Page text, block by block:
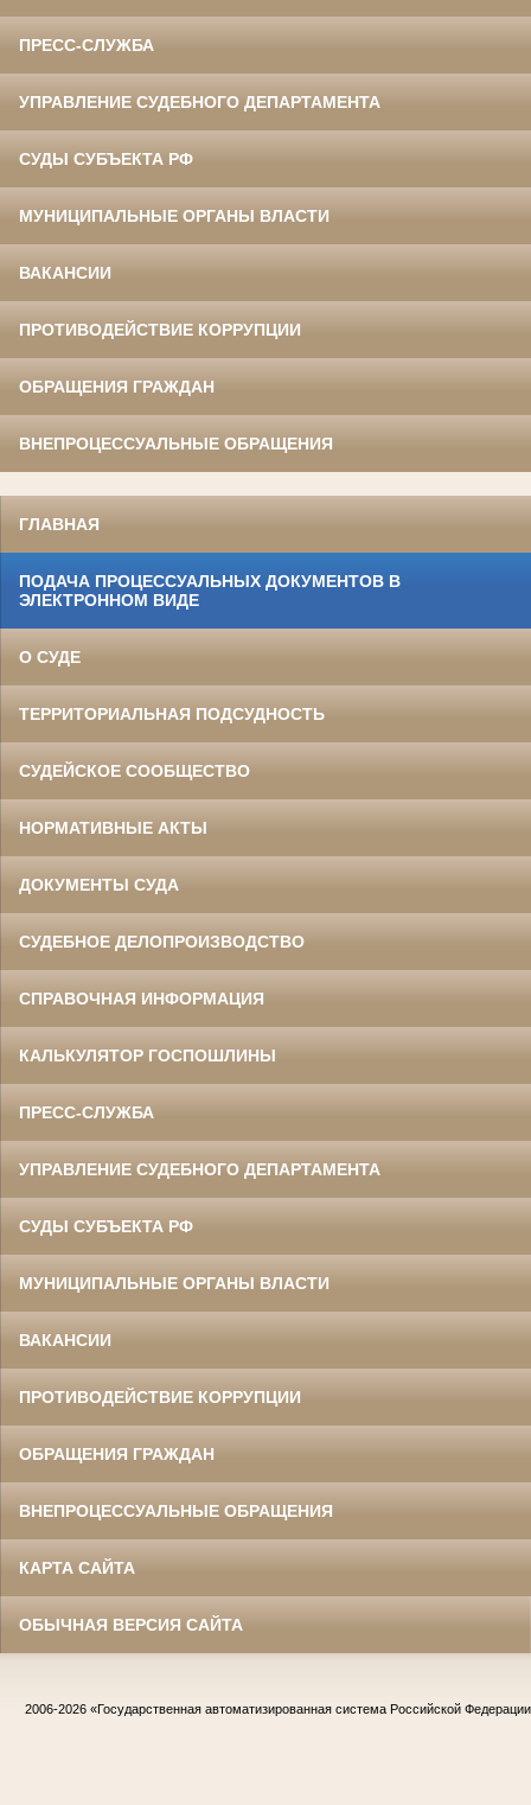
ПРЕСС-СЛУЖБА
УПРАВЛЕНИЕ СУДЕБНОГО ДЕПАРТАМЕНТА
СУДЫ СУБЪЕКТА РФ
МУНИЦИПАЛЬНЫЕ ОРГАНЫ ВЛАСТИ
ВАКАНСИИ
ПРОТИВОДЕЙСТВИЕ КОРРУПЦИИ
ОБРАЩЕНИЯ ГРАЖДАН
ВНЕПРОЦЕССУАЛЬНЫЕ ОБРАЩЕНИЯ
ГЛАВНАЯ
ПОДАЧА ПРОЦЕССУАЛЬНЫХ ДОКУМЕНТОВ В
ЭЛЕКТРОННОМ ВИДЕ
О СУДЕ
ТЕРРИТОРИАЛЬНАЯ ПОДСУДНОСТЬ
СУДЕЙСКОЕ СООБЩЕСТВО
НОРМАТИВНЫЕ АКТЫ
ДОКУМЕНТЫ СУДА
СУДЕБНОЕ ДЕЛОПРОИЗВОДСТВО
СПРАВОЧНАЯ ИНФОРМАЦИЯ
КАЛЬКУЛЯТОР ГОСПОШЛИНЫ
ПРЕСС-СЛУЖБА
УПРАВЛЕНИЕ СУДЕБНОГО ДЕПАРТАМЕНТА
СУДЫ СУБЪЕКТА РФ
МУНИЦИПАЛЬНЫЕ ОРГАНЫ ВЛАСТИ
ВАКАНСИИ
ПРОТИВОДЕЙСТВИЕ КОРРУПЦИИ
ОБРАЩЕНИЯ ГРАЖДАН
ВНЕПРОЦЕССУАЛЬНЫЕ ОБРАЩЕНИЯ
КАРТА САЙТА
ОБЫЧНАЯ ВЕРСИЯ САЙТА
2006-2026 «Государственная автоматизированная система Российской